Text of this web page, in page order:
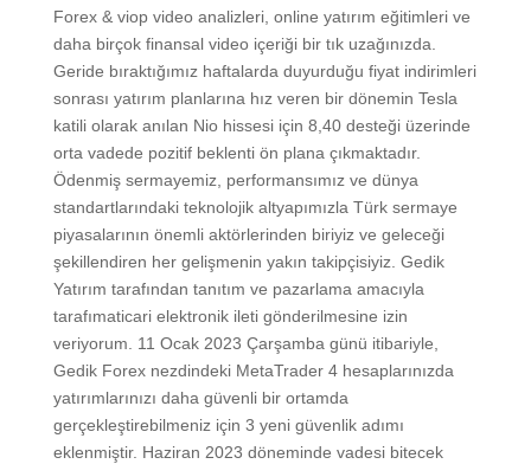
Forex & viop video analizleri, online yatırım eğitimleri ve
daha birçok finansal video içeriği bir tık uzağınızda.
Geride bıraktığımız haftalarda duyurduğu fiyat indirimleri
sonrası yatırım planlarına hız veren bir dönemin Tesla
katili olarak anılan Nio hissesi için 8,40 desteği üzerinde
orta vadede pozitif beklenti ön plana çıkmaktadır.
Ödenmiş sermayemiz, performansımız ve dünya
standartlarındaki teknolojik altyapımızla Türk sermaye
piyasalarının önemli aktörlerinden biriyiz ve geleceği
şekillendiren her gelişmenin yakın takipçisiyiz. Gedik
Yatırım tarafından tanıtım ve pazarlama amacıyla
tarafımaticari elektronik ileti gönderilmesine izin
veriyorum. 11 Ocak 2023 Çarşamba günü itibariyle,
Gedik Forex nezdindeki MetaTrader 4 hesaplarınızda
yatırımlarınızı daha güvenli bir ortamda
gerçekleştirebilmeniz için 3 yeni güvenlik adımı
eklenmiştir. Haziran 2023 döneminde vadesi bitecek